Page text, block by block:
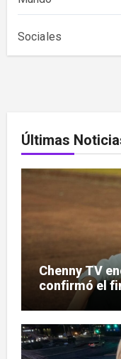
Sociales
Últimas
Chenny TV
confirmó el